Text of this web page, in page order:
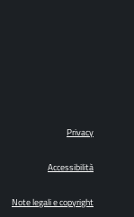
Privacy
Accessibilità
Note legali e copyright